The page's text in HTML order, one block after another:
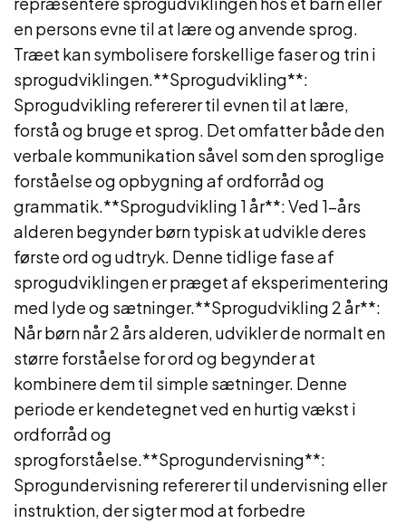
en persons evne til at lære og anvende sprog.
Træet kan symbolisere forskellige faser og trin i
sprogudviklingen.**Sprogudvikling**:
Sprogudvikling refererer til evnen til at lære,
forstå og bruge et sprog. Det omfatter både den
verbale kommunikation såvel som den sproglige
forståelse og opbygning af ordforråd og
grammatik.**Sprogudvikling 1 år**: Ved 1-års
alderen begynder børn typisk at udvikle deres
første ord og udtryk. Denne tidlige fase af
sprogudviklingen er præget af eksperimentering
med lyde og sætninger.**Sprogudvikling 2 år**:
Når børn når 2 års alderen, udvikler de normalt en
større forståelse for ord og begynder at
kombinere dem til simple sætninger. Denne
periode er kendetegnet ved en hurtig vækst i
ordforråd og
sprogforståelse.**Sprogundervisning**:
Sprogundervisning refererer til undervisning eller
instruktion, der sigter mod at forbedre